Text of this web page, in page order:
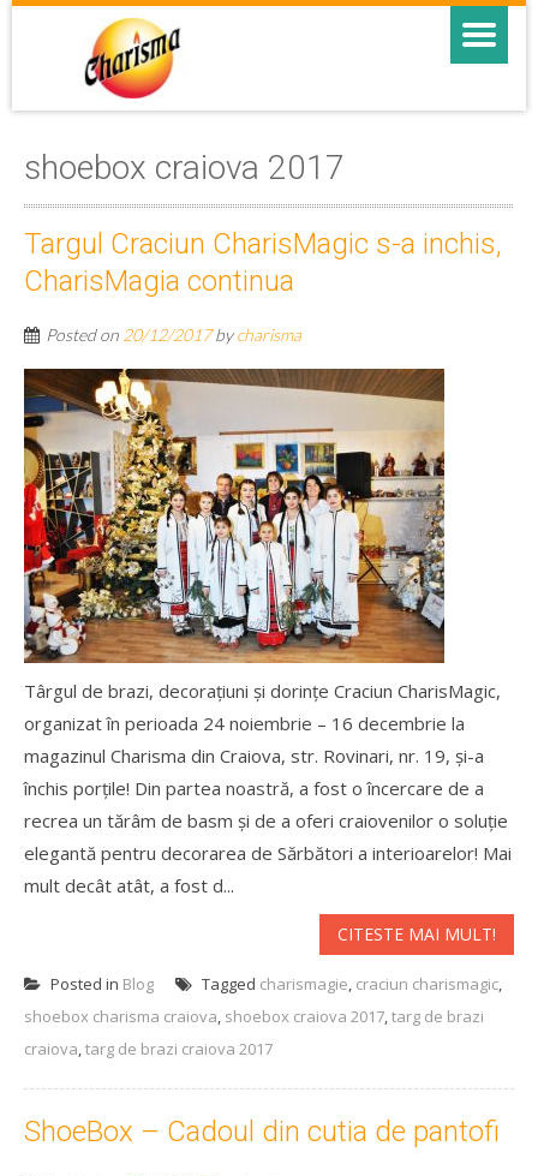
shoebox craiova 2017
Targul Craciun CharisMagic s-a inchis,
CharisMagia continua
Posted on 20/12/2017bycharisma
Târgul de brazi, decorațiuni și dorințe Craciun CharisMagic,
organizat în perioada 24 noiembrie – 16 decembrie la
magazinul Charisma din Craiova, str. Rovinari, nr. 19, și-a
închis porțile! Din partea noastră, a fost o încercare de a
recrea un tărâm de basm și de a oferi craiovenilor o soluție
elegantă pentru decorarea de Sărbători a interioarelor! Mai
mult decât atât, a fost d...
CITESTE MAI MULT!
Posted in Blog Tagged charismagie, craciun charismagic,
shoebox charisma craiova, shoebox craiova 2017,targ de brazi
craiova,targ de brazi craiova 2017
ShoeBox – Cadoul din cutia de pantofi